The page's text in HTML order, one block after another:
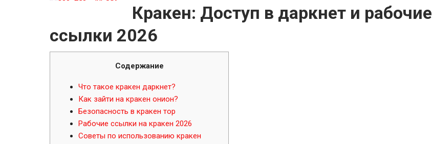
Кракен: Доступ в даркнет и рабочие
ссылки 2026
Содержание
Что такое кракен даркнет?
Как зайти на кракен онион?
Безопасность в кракен тор
Рабочие ссылки на кракен 2026
Советы по использованию кракен